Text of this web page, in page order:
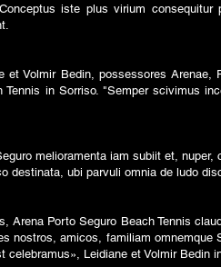
iste plus virium
et Volmir Bedin, possessores
Tennis in Sorriso. "Semper scivimus
melioramenta iam subiit et,
destinata, ubi parvuli omnia de ludo
Arena Porto Seguro Beach Tennis
nostros, amicos, familiam
celebramus», Leidiane et Volmir Bedin